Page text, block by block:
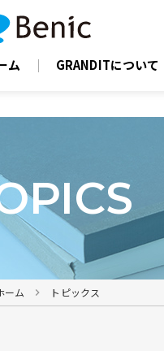
ム GRANDITについて
ーム トピックス